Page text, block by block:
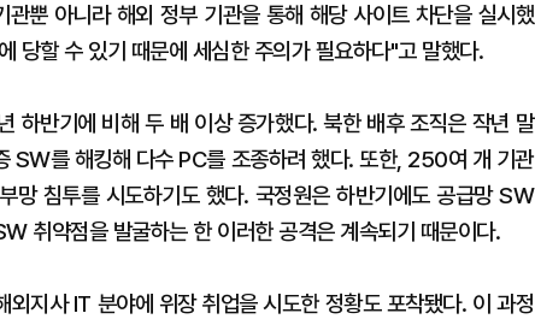
뿐 아니라 해외 정부 기관을 통해 해당 사이트 차단을 실시했
당할 수 있기 때문에 세심한 주의가 필요하다"고 말했다.
하반기에 비해 두 배 이상 증가했다. 북한 배후 조직은 작년 말
SW를 해킹해 다수 PC를 조종하려 했다. 또한, 250여 개 기관
망 침투를 시도하기도 했다. 국정원은 하반기에도 공급망 SW
취약점을 발굴하는 한 이러한 공격은 계속되기 때문이다.
지사 IT 분야에 위장 취업을 시도한 정황도 포착됐다. 이 과정